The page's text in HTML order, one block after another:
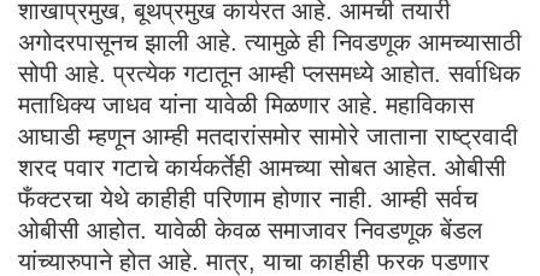
शाखाप्रमुख, बूथप्रमुख कार्यरत आहे. आमची तयारी
अगोदरपासूनच झाली आहे. त्यामुळे ही निवडणूक आमच्यासाठी
सोपी आहे. प्रत्येक गटातून आम्ही प्लसमध्ये आहोत. सर्वाधिक
मताधिक्य जाधव यांना यावेळी मिळणार आहे. महाविकास
आघाडी म्हणून आम्ही मतदारांसमोर सामोरे जाताना राष्ट्रवादी
शरद पवार गटाचे कार्यकर्तेही आमच्या सोबत आहेत. ओबीसी
फँक्टरचा येथे काहीही परिणाम होणार नाही. आम्ही सर्वच
ओबीसी आहोत. यावेळी केवळ समाजावर निवडणूक बेंडल
यांच्यारुपाने होत आहे. मात्र, याचा काहीही फरक पडणार